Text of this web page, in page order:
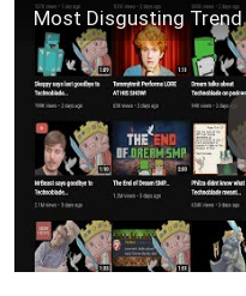
Most Disgusting Trend